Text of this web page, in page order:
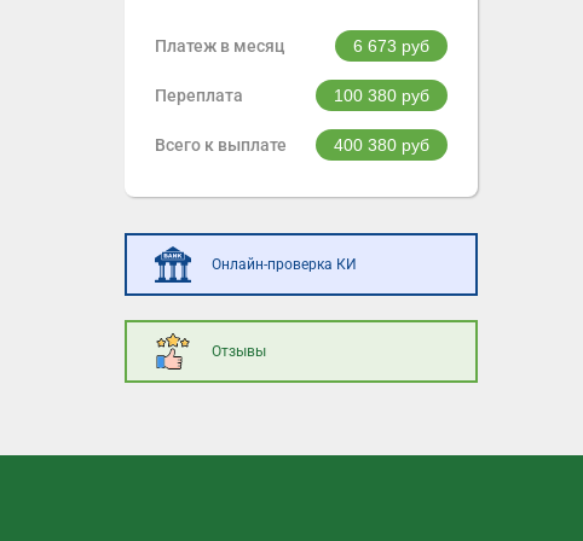
Платеж в месяц 6 673 руб
Переплата 100 380 руб
Всего к выплате 400 380 руб
Онлайн-проверка КИ
Отзывы